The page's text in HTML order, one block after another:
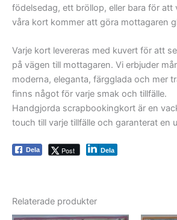
födelsedag, ett bröllop, eller bara för att
våra kort kommer att göra mottagaren
Varje kort levereras med kuvert för att
på vägen till mottagaren. Vi erbjuder
moderna, eleganta, färgglada och mer
finns något för varje smak och tillfälle.
Handgjorda scrapbookingkort är en
touch till varje tillfälle och garanterat en
Dela Post Dela
Relaterade produkter